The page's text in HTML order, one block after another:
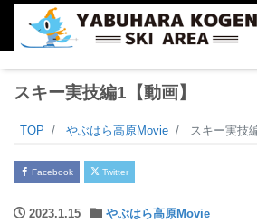
スキー実技編1【動画】
TOP やぶはら高原Movie スキー実技
Facebook Twitter
2023.1.15 やぶはら高原Movie